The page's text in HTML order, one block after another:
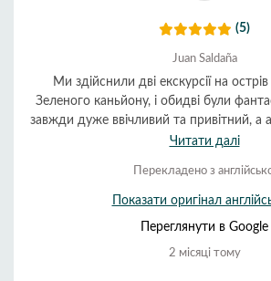
(5)
Juan Saldaña
Ми здійснили дві екскурсії на
Зеленого каньйону, і обидві були
завжди дуже ввічливий та привітний, а
як до дорослих, так і до дітей.
усі могли розім'ятися та поїсти або
Читати далі
Перекладено з
Показати оригінал
Переглянути в Google
2 місяці тому